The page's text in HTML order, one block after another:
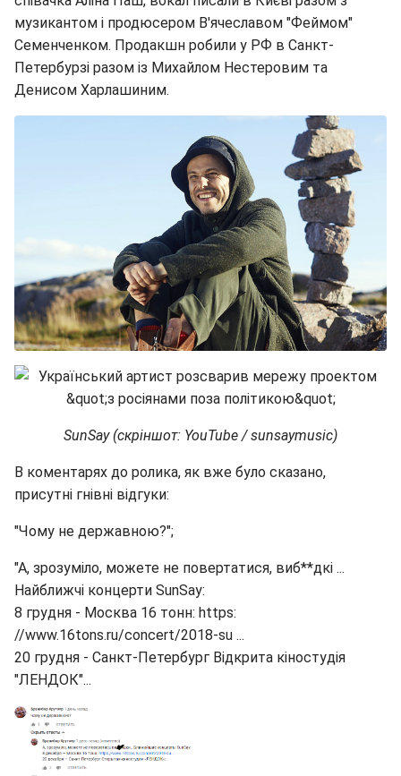
музикантом і продюсером В'ячеславом "Феймом"
Семенченком. Продакшн робили у РФ в Санкт-
Петербурзі разом із Михайлом Нестеровим та
Денисом Харлашиним.
SunSay (скріншот: YouTube / sunsaymusic)
В коментарях до ролика, як вже було сказано,
присутні гнівні відгуки:
"Чому не державною?";
"А, зрозуміло, можете не повертатися, виб**дкі ...
Найближчі концерти SunSay:
8 грудня - Москва 16 тонн: https:
//www.16tons.ru/concert/2018-su ...
20 грудня - Санкт-Петербург Відкрита кіностудія
"ЛЕНДОК"...